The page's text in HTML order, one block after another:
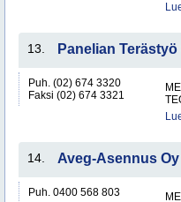
13. Panelian Terästyö
Puh. (02) 674 3320
Faksi (02) 674 3321
14. Aveg-Asennus Oy
Puh. 0400 568 803